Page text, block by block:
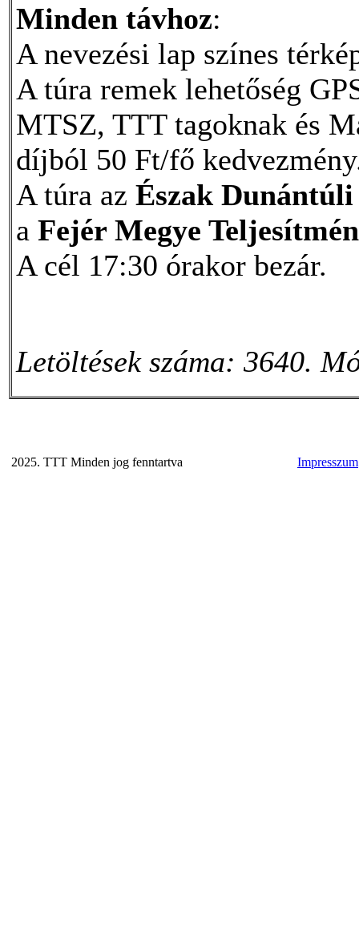
Minden távhoz:
A nevezési lap színes
A túra remek lehetőség
MTSZ, TTT tagoknak és
díjból 50 Ft/fő
A túra az Észak
a Fejér Megye
A cél 17:30 órakor bezár.
Letöltések száma: 3640.
2025. TTT Minden jog fenntartva Impresszum